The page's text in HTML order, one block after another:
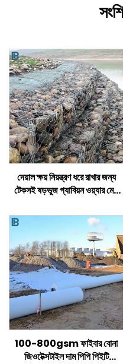
দেয়াল ক্ষয় নিয়ন্ত্রণ ধরে রাখার জন্য
টেকসই ষড়ভুজ গ্যাবিয়ন ওয়্যার মেশ
100-800gsm ফাইবার বোনা
জিওটেক্সটাইল দাম পিপি পিইটি